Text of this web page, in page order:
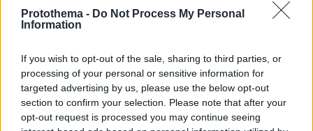
Protothema - Do Not Process My Personal
Information
If you wish to opt-out of the sale, sharing to third parties, or
processing of your personal or sensitive information for
targeted advertising by us, please use the below opt-out
section to confirm your selection. Please note that after your
opt-out request is processed you may continue seeing
ΑΠΑΝΤΗΣΗ
24.06.2025, 10:45
Το απολυτο κενο απο απολυτους πουθεναδες.
Δυστυχως αυτη ειναι η εικονα ολων αυτων που
συμμετεχουν και βιοποριζονται μεσω αυτου του
κυκλωματος. Εχουν γινει εκατονταδες αταλαντοι,